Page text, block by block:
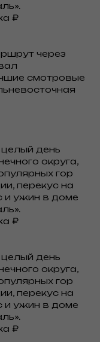
₽
через
смотровые
день
округа,
гор
перекус на
и ужин в доме
₽
день
округа,
гор
перекус на
и ужин в доме
₽